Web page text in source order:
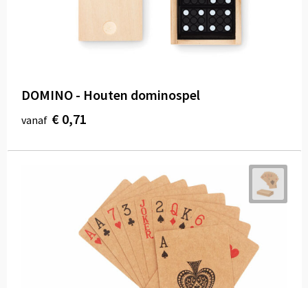
DOMINO - Houten dominospel
vanaf € 0,71